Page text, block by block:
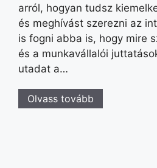
arról, hogyan tudsz
és meghívást szerezni az
is fogni abba is, hogy mire
és a munkavállalói
utadat a…
Olvass tovább